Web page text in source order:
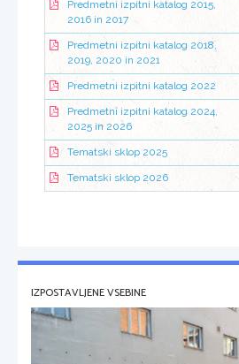
Predmetni izpitni katalog 2015,
2016 in 2017
Predmetni izpitni katalog 2018,
2019, 2020 in 2021
Predmetni izpitni katalog 2022
Predmetni izpitni katalog 2024,
2025 in 2026
Tematski sklop 2025
Tematski sklop 2026
IZPOSTAVLJENE VSEBINE